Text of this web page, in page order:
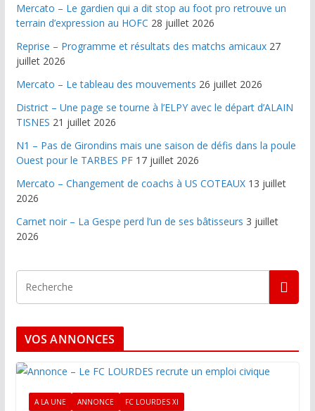
Mercato – Le gardien qui a dit stop au foot pro retrouve un
terrain d’expression au HOFC 28 juillet 2026
Reprise – Programme et résultats des matchs amicaux 27
juillet 2026
Mercato – Le tableau des mouvements 26 juillet 2026
District – Une page se tourne à l’ELPY avec le départ d’ALAIN
TISNES 21 juillet 2026
N1 – Pas de Girondins mais une saison de défis dans la poule
Ouest pour le TARBES PF 17 juillet 2026
Mercato – Changement de coachs à US COTEAUX 13 juillet
2026
Carnet noir – La Gespe perd l’un de ses bâtisseurs 3 juillet
2026
VOS ANNONCES
A LA UNE ANNONCE FC LOURDES XI